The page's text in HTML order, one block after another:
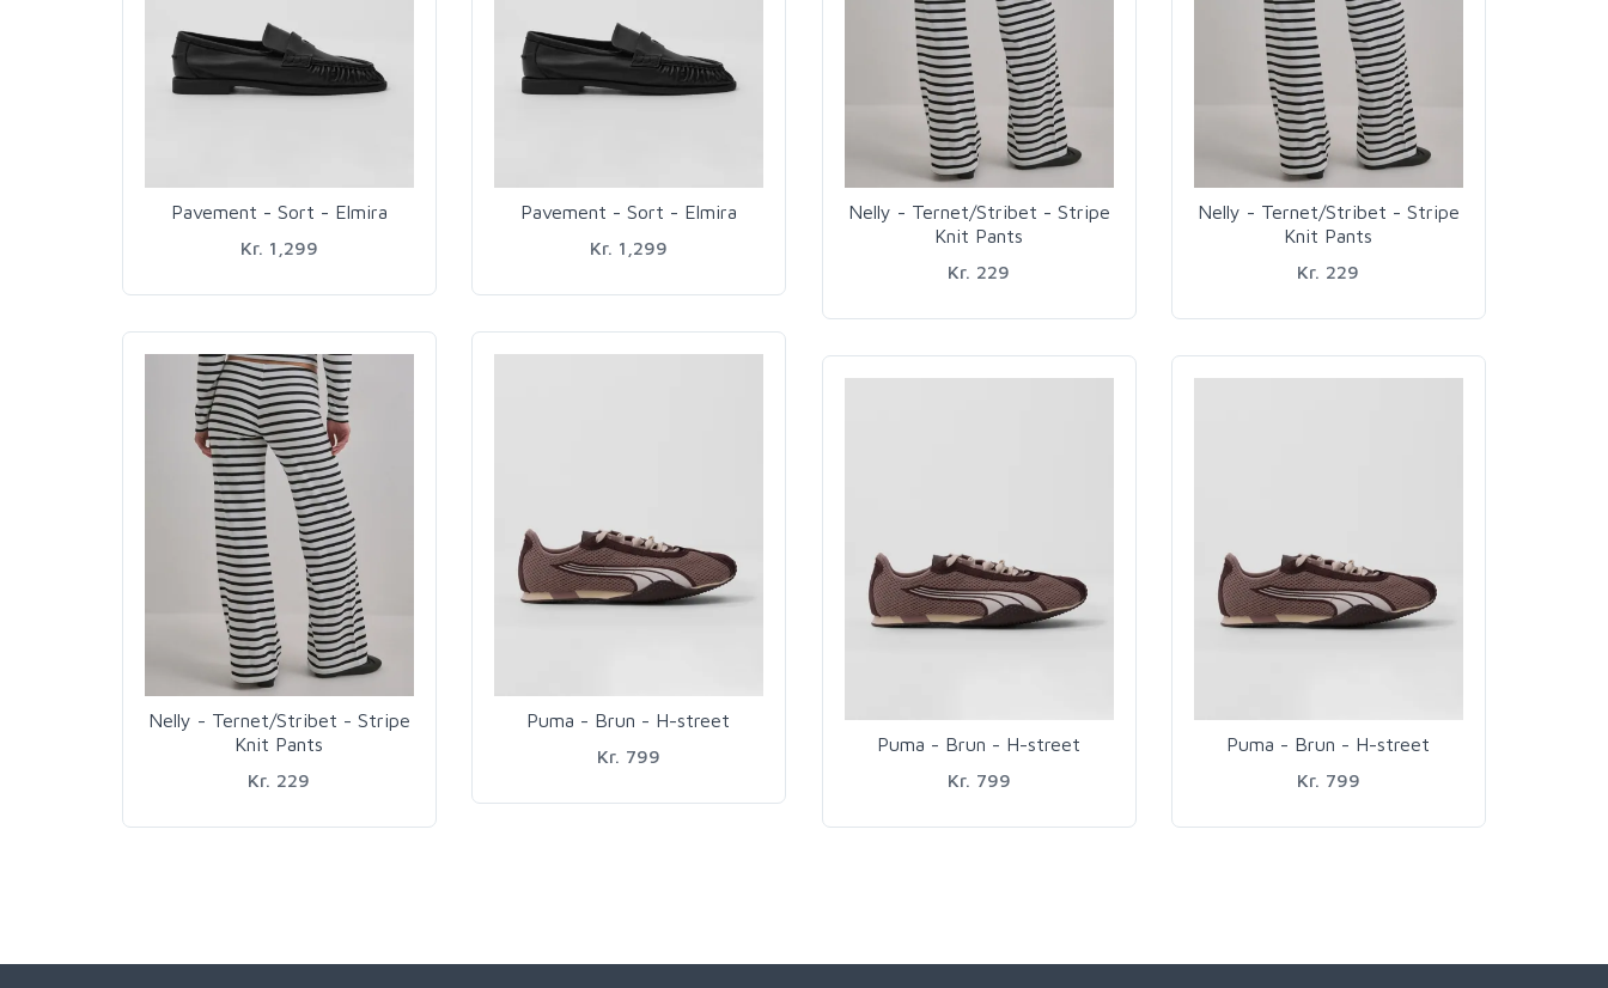
Pavement - Sort - Elmira
Kr. 1,299
Pavement - Sort - Elmira
Kr. 1,299
Nelly - Ternet/Stribet - Stripe
Knit Pants
Kr. 229
Nelly - Ternet/Stribet - Stripe
Knit Pants
Kr. 229
Nelly - Ternet/Stribet - Stripe
Knit Pants
Kr. 229
Puma - Brun - H-street
Kr. 799
Puma - Brun - H-street
Kr. 799
Puma - Brun - H-street
Kr. 799